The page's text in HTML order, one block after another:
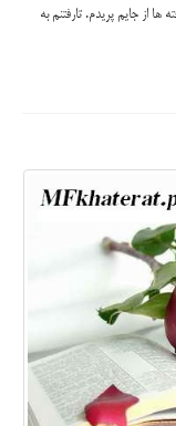
از جایم پریدم. تارفتنم به